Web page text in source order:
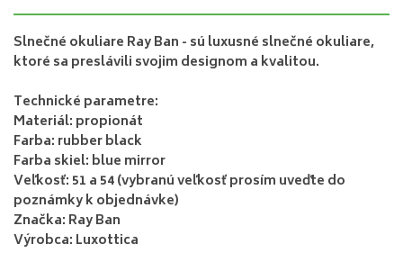
Slnečné okuliare Ray Ban - sú luxusné slnečné okuliare,
ktoré sa preslávili svojim designom a kvalitou.
Technické parametre:
Materiál: propionát
Farba: rubber black
Farba skiel: blue mirror
Veľkosť: 51 a 54 (vybranú veľkosť prosím uveďte do
poznámky k objednávke)
Značka: Ray Ban
Výrobca: Luxottica